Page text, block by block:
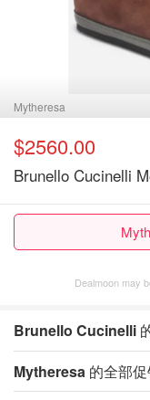
Mytheresa
$2560.00
Brunello Cucinelli
Dealmoon may
Brunello Cucinelli
Mytheresa 的全部